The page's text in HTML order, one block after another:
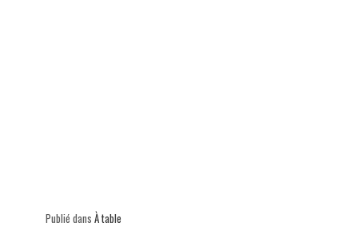
Publié dans À table